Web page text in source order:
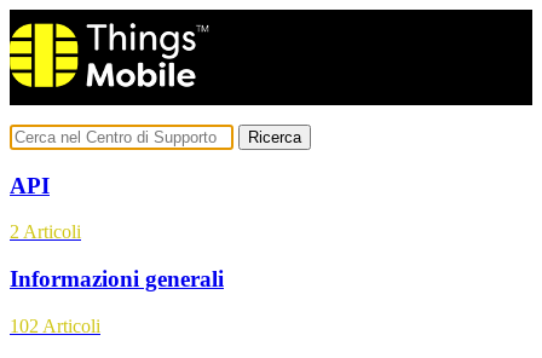
Ricerca
API
2Articoli
Informazioni generali
102 Articoli